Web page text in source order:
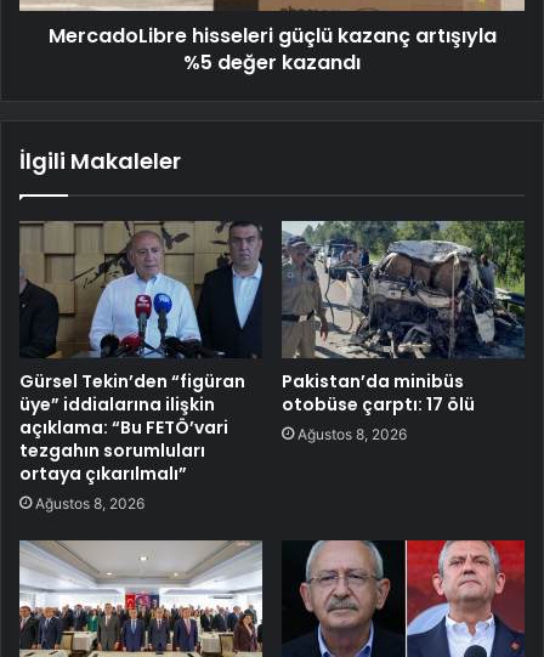
MercadoLibre hisseleri güçlü kazanç artışıyla
%5 değer kazandı
İlgili Makaleler
Gürsel Tekin’den “figüran
üye” iddialarına ilişkin
açıklama: “Bu FETÖ’vari
tezgahın sorumluları
ortaya çıkarılmalı”
Ağustos 8, 2026
Pakistan’da minibüs
otobüse çarptı: 17 ölü
Ağustos 8, 2026